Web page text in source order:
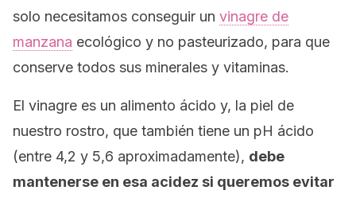
solo necesitamos conseguir un vinagre de
manzana ecológico y no pasteurizado, para que
conserve todos sus minerales y vitaminas.
El vinagre es un alimento ácido y, la piel de
nuestro rostro, que también tiene un pH ácido
(entre 4,2 y 5,6 aproximadamente), debe
mantenerse en esa acidez si queremos evitar